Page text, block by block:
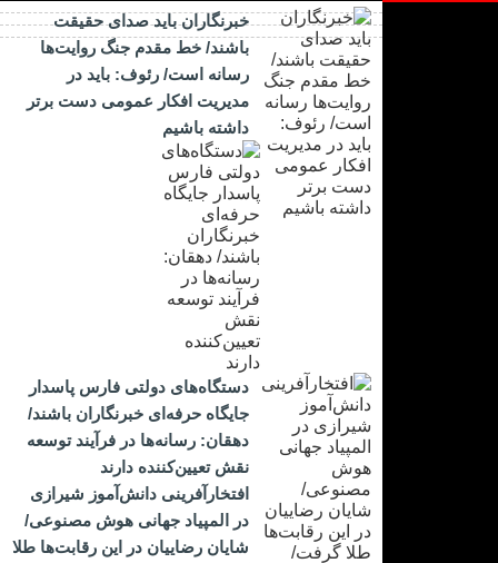
خبرنگاران باید صدای حقیقت
باشند/ خط مقدم جنگ روایت‌ها
رسانه است/ رئوف: باید در
مدیریت افکار عمومی دست برتر
داشته باشیم
دستگاه‌های دولتی فارس پاسدار
جایگاه حرفه‌ای خبرنگاران باشند/
دهقان: رسانه‌ها در فرآیند توسعه
نقش تعیین‌کننده دارند
افتخارآفرینی دانش‌آموز شیرازی
در المپیاد جهانی هوش مصنوعی/
شایان رضاییان در این رقابت‌ها طلا